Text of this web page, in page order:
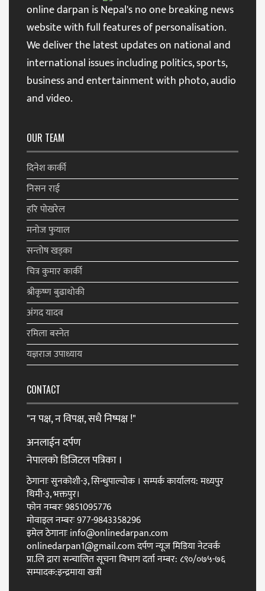
online darpan is Nepal's no one breaking news
website with full features of personalisation.
We deliver the latest updates on national and
international issues including politics, sports,
business and entertainment with photo, audio
and video.
OUR TEAM
दिनेश कार्की
निसन राई
हरि पाेखरेल
मनाेज फुयाल
सन्ताेष खड्का
चित्र कुमार कार्की
श्रीकृष्ण बुढाथोकी
अंगद यादव
रमिला बस्नेत
यज्ञराज उपाध्याय
CONTACT
"न पक्ष, न विपक्ष, सधै निष्पक्ष !"
अनलाईन दर्पण
नेपालकाे डिजिटल पत्रिका ।
ठेगानाः सुनकोशी-३, सिन्धुपाल्चोक । सम्पर्क कार्यालय: मध्यपुर
थिमी-३, भक्तपुर।
फाेन नम्बरः 9851095776
माेवाइल नम्बरः 977-9843358296
इमेल ठेगानाः info@onlinedarpan.com
onlinedarpan1@gmail.com दर्पण न्यूज मिडिया नेटवर्क
प्रा.लि द्रारा सन्चालित सूचना विभाग दर्ता नम्बर: ८९०/०७५-७६
सम्पादक:इन्द्रमाया खत्री